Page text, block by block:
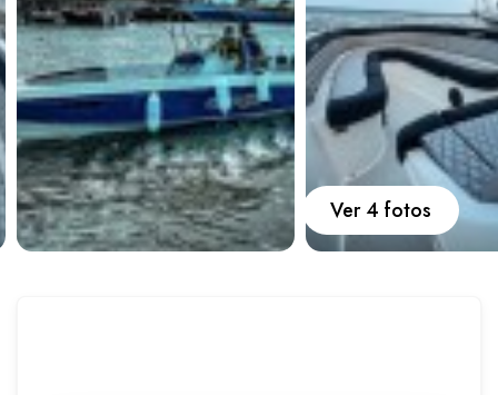
Carros Ayuda
Guía de turismo Nosotros
Ver 4 fotos